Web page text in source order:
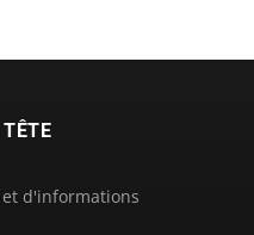
d'informations